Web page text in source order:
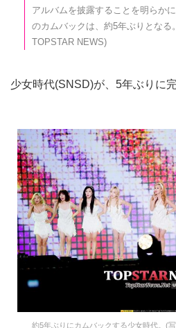
アルバムを披露することを明らか
のカムバックは、約5年ぶりとな
TOPSTAR NEWS)
少女時代(SNSD)が、5年ぶりに
約5年ぶりにカムバックする少女時代。(